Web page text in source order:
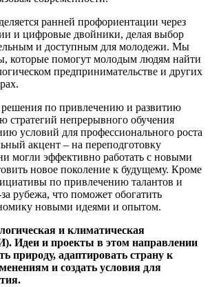
ранней профориентации через
и цифровые двойники, делая выбор
и доступным для молодежи. Мы
которые помогут молодым людям найти
предпринимательстве и других
по привлечению и развитию
стратегий непрерывного обучения
условий для профессионального роста
акцент – на переподготовку
могли эффективно работать с новыми
новое поколение к будущему. Кроме
по привлечению талантов и
рубежа, что поможет обогатить
новыми идеями и опытом.
и климатическая
Идеи и проекты в этом направлении
природу, адаптировать страну к
и создать условия для